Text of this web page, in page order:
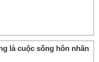
là cuộc sống hôn nhân